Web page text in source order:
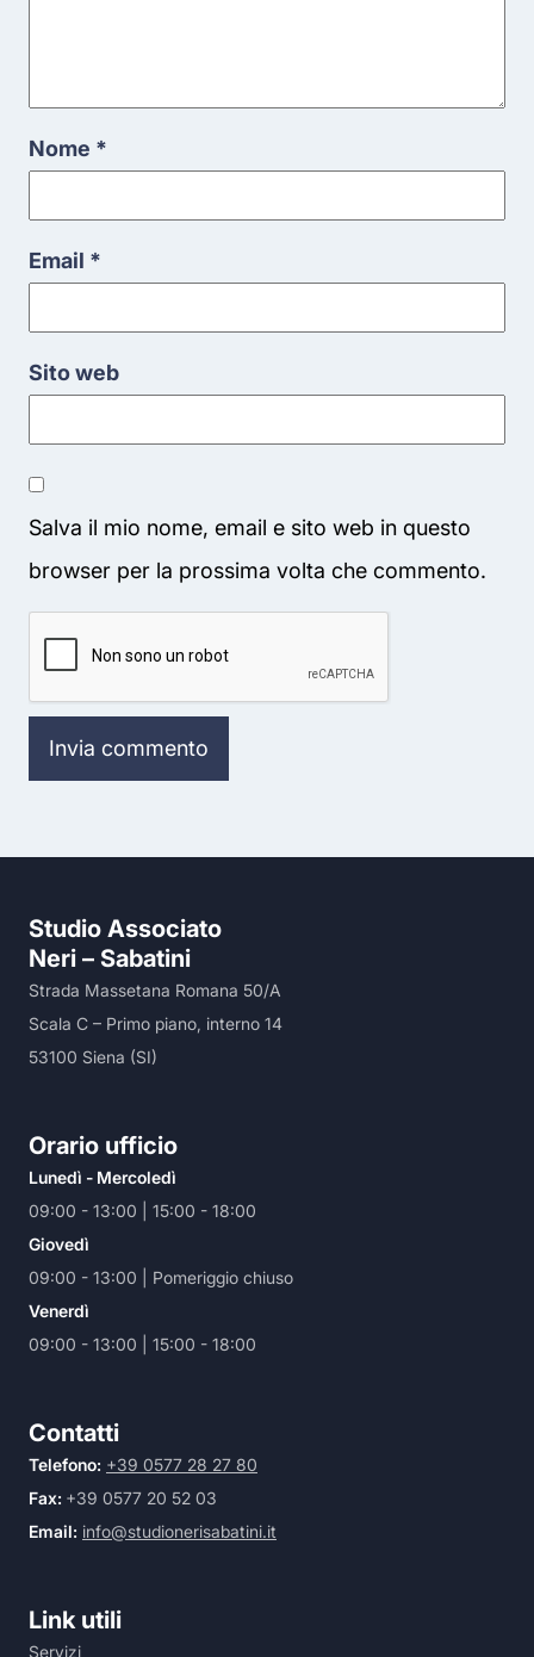
Nome *
Email *
Sito web
Salva il mio nome, email e sito web in questo
browser per la prossima volta che commento.
Studio Associato
Neri – Sabatini
Strada Massetana Romana 50/A
Scala C – Primo piano, interno 14
53100 Siena (SI)
Orario ufficio
Lunedì - Mercoledì
09:00 - 13:00 | 15:00 - 18:00
Giovedì
09:00 - 13:00 | Pomeriggio chiuso
Venerdì
09:00 - 13:00 | 15:00 - 18:00
Contatti
Telefono: +39 0577 28 27 80
Fax: +39 0577 20 52 03
Email: info@studionerisabatini.it
Link utili
Servizi